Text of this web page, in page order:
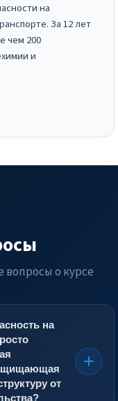
на
За 12 лет
чем 200
и
о курсе
на
от